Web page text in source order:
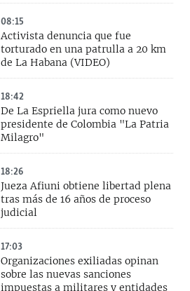
08:15
Activista denuncia que fue
torturado en una patrulla a 20 km
de La Habana (VIDEO)
18:42
De La Espriella jura como nuevo
presidente de Colombia "La Patria
Milagro"
18:26
Jueza Afiuni obtiene libertad plena
tras más de 16 años de proceso
judicial
17:03
Organizaciones exiliadas opinan
sobre las nuevas sanciones
impuestas a militares y entidades